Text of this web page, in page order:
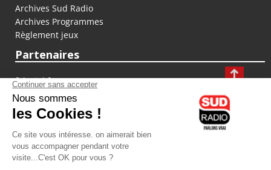
Archives Sud Radio
Archives Programmes
Règlement jeux
Partenaires
fiducial.fr
lyoncapitale.fr
olympique-et-lyonnais.com
L'application Iphone / Android
Téléchargez l'application